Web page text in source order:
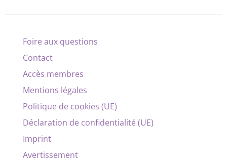
Foire aux questions
Contact
Accès membres
Mentions légales
Politique de cookies (UE)
Déclaration de confidentialité (UE)
Imprint
Avertissement